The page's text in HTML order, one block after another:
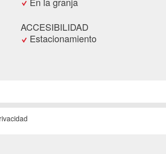
ACCESIBILIDAD
Estacionamiento